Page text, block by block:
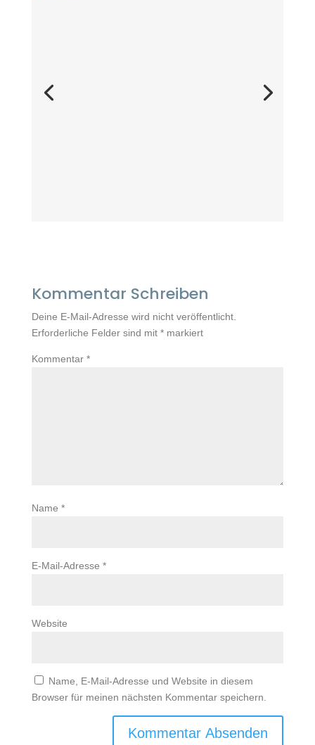
Kommentar Schreiben
Deine E-Mail-Adresse wird nicht veröffentlicht.
Erforderliche Felder sind mit *markiert
Kommentar *
Name *
E-Mail-Adresse *
Website
Name, E-Mail-Adresse und Website in diesem
Browser für meinen nächsten Kommentar speichern.